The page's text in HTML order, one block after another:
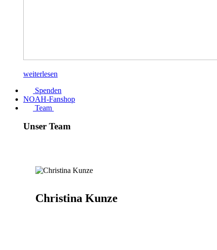
weiterlesen
Spenden
NOAH-Fanshop
Team
Unser Team
Christina Kunze